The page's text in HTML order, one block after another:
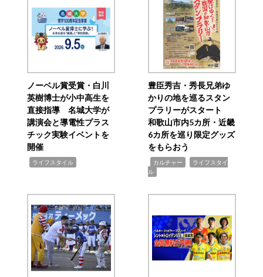
ノーベル賞受賞・白川
英樹博士が小中高生を
直接指導 名城大学が
講演会と導電性プラス
チック実験イベントを
開催
ライフスタイル
豊臣秀吉・秀長兄弟ゆ
かりの地を巡るスタン
プラリーがスタート
和歌山市内5カ所・近畿
6カ所を巡り限定グッズ
をもらおう
カルチャー
ライフスタイ
ル